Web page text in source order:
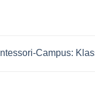
Campus: